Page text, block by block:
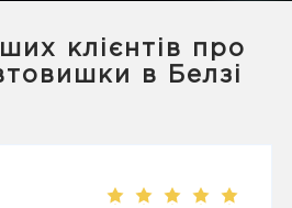
клієнтів про
в Белзі